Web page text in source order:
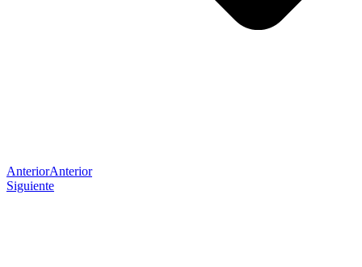
AnteriorAnterior
Siguiente